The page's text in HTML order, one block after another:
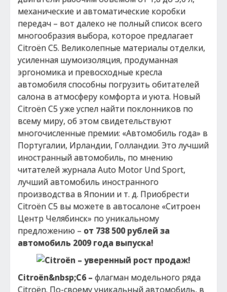
механические и автоматические коробки
передач – вот далеко не полный список всего
многообразия выбора, которое предлагает
Citroёn C5. Великолепные материалы отделки,
усиленная шумоизоляция, продуманная
эргономика и превосходные кресла
автомобиля способны погрузить обитателей
салона в атмосферу комфорта и уюта. Новый
Citroёn C5 уже успел найти поклонников по
всему миру, об этом свидетельствуют
многочисленные премии: «Автомобиль года» в
Португалии, Ирландии, Голландии. Это лучший
иностранный автомобиль, по мнению
читателей журнала Auto Motor Und Sport,
лучший автомобиль иностранного
производства в Японии и т. д. Приобрести
Citroёn C5 вы можете в автосалоне «Ситроен
Центр Челябинск» по уникальному
предложению – от 738 500 рублей за
автомобиль 2009 года выпуска!
Citroёn&nbsp;C6 – флагман модельного ряда
Citroёn. По-своему уникальный автомобиль, в